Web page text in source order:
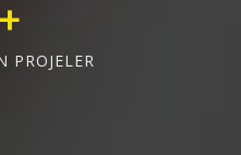
PROJELER